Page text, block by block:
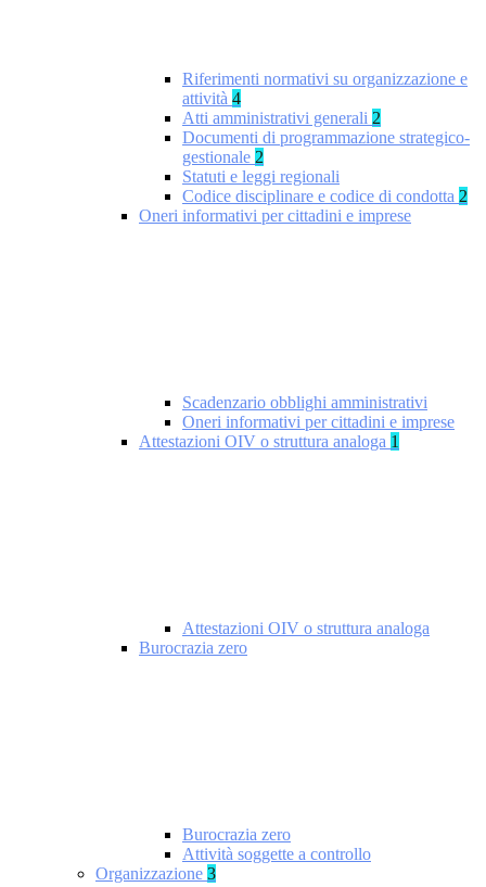
Riferimenti normativi su organizzazione e
attività 4
Atti amministrativi generali 2
Documenti di programmazione strategico-
gestionale 2
Statuti e leggi regionali
Codice disciplinare e codice di condotta 2
Oneri informativi per cittadini e imprese
Scadenzario obblighi amministrativi
Oneri informativi per cittadini e imprese
Attestazioni OIV o struttura analoga 1
Attestazioni OIV o struttura analoga
Burocrazia zero
Burocrazia zero
Attività soggette a controllo
Organizzazione 3